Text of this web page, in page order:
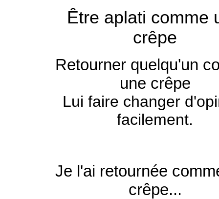
Être aplati comme
crêpe
Retourner quelqu'un
une crêpe
Lui faire changer
facilement.
Je l'ai retournée
crêpe...